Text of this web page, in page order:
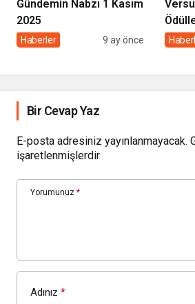
Gündemin Nabzı 1 Kasım
2025
Haberler 9 ay önce
Bir Cevap Yaz
E-posta adresiniz yayınlanmayacak.
işaretlenmişlerdir
Yorumunuz *
Adınız *